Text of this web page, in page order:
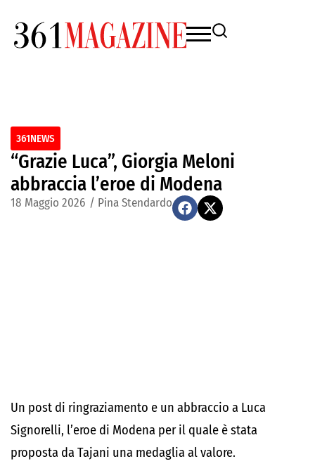
361NEWS
“Grazie Luca”, Giorgia Meloni
abbraccia l’eroe di Modena
18 Maggio 2026 / Pina Stendardo
Un post di ringraziamento e un abbraccio a Luca
Signorelli, l’eroe di Modena per il quale è stata
proposta da Tajani una medaglia al valore.